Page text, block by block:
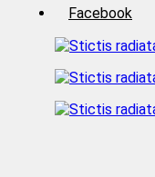
Facebook